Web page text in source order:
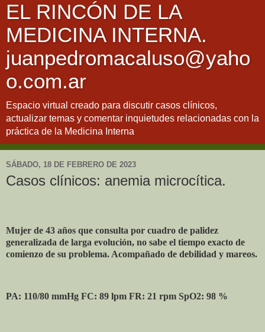
EL RINCÓN DE LA
MEDICINA INTERNA.
juanpedromacaluso@yaho
o.com.ar
Espacio virtual creado para discutir casos clínicos,
actualizar temas y comentar inquietudes relacionadas con la
práctica de la Medicina Interna
SÁBADO, 18 DE FEBRERO DE 2023
Casos clínicos: anemia microcítica.
Mujer de 43 años que consulta por cuadro de palidez
generalizada de larga evolución, no sabe el tiempo exacto de
comienzo de su problema. Acompañado de debilidad y mareos.
PA: 110/80 mmHg FC: 89 lpm FR: 21 rpm SpO2: 98 %